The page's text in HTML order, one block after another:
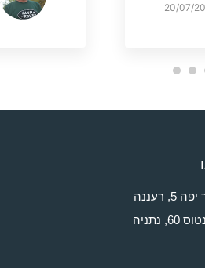
20/07/
5, רעננה
נתניה